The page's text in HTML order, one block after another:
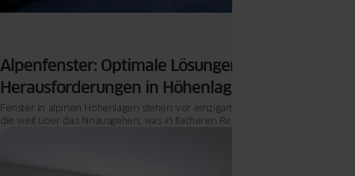
Alpenfenster: Optimale Lösungen für die
Herausforderungen in Höhenlagen
Fenster in alpinen Höhenlagen stehen vor einzigartigen Herausforderungen,
die weit über das hinausgehen, was in flacheren Regionen erforderlich ist.